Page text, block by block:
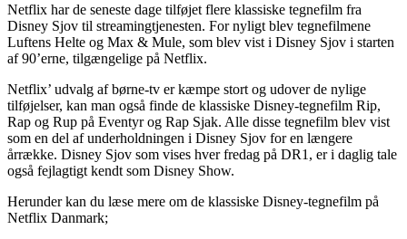
Netflix har de seneste dage tilføjet flere klassiske tegnefilm fra
Disney Sjov til streamingtjenesten. For nyligt blev tegnefilmene
Luftens Helte og Max & Mule, som blev vist i Disney Sjov i starten
af 90’erne, tilgængelige på Netflix.
Netflix’ udvalg af børne-tv er kæmpe stort og udover de nylige
tilføjelser, kan man også finde de klassiske Disney-tegnefilm Rip,
Rap og Rup på Eventyr og Rap Sjak. Alle disse tegnefilm blev vist
som en del af underholdningen i Disney Sjov for en længere
årrække. Disney Sjov som vises hver fredag på DR1, er i daglig tale
også fejlagtigt kendt som Disney Show.
Herunder kan du læse mere om de klassiske Disney-tegnefilm på
Netflix Danmark;